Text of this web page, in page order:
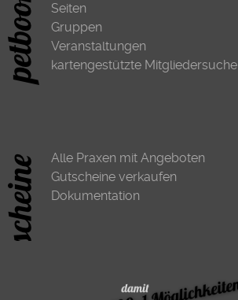
Seiten
Gruppen
Veranstaltungen
kartengestützte Mitgliedersuche
Alle Praxen mit Angeboten
Gutscheine verkaufen
Dokumentation